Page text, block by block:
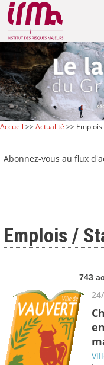
Accueil >>Actualité >> Emplois
Abonnez-vous au flux
Emplois /
743